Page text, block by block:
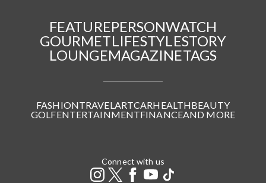
FEATUREPERSONWATCH
GOURMETLIFESTYLESTORY
LOUNGEMAGAZINETAGS
FASHIONTRAVELARTCARHEALTHBEAUTY
GOLFENTERTAINMENTFINANCEAND MORE
Connect with us